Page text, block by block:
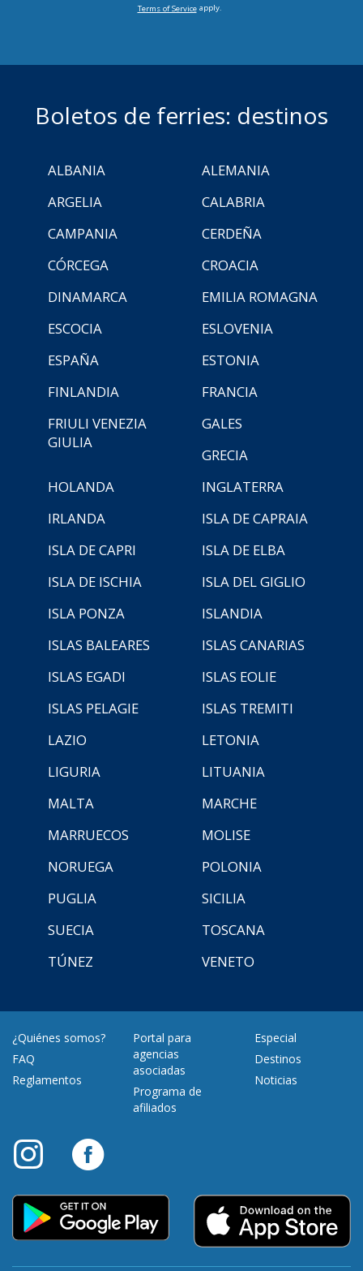
Terms of Serviceapply.
Boletos de ferries: destinos
ALBANIA
ALEMANIA
ARGELIA
CALABRIA
CAMPANIA
CERDEÑA
CÓRCEGA
CROACIA
DINAMARCA
EMILIA ROMAGNA
ESCOCIA
ESLOVENIA
ESPAÑA
ESTONIA
FINLANDIA
FRANCIA
FRIULI VENEZIA
GIULIA
GALES
GRECIA
HOLANDA
INGLATERRA
IRLANDA
ISLA DE CAPRAIA
ISLA DE CAPRI
ISLA DE ELBA
ISLA DE ISCHIA
ISLA DEL GIGLIO
ISLA PONZA
ISLANDIA
ISLAS BALEARES
ISLAS CANARIAS
ISLAS EGADI
ISLAS EOLIE
ISLAS PELAGIE
ISLAS TREMITI
LAZIO
LETONIA
LIGURIA
LITUANIA
MALTA
MARCHE
MARRUECOS
MOLISE
NORUEGA
POLONIA
PUGLIA
SICILIA
SUECIA
TOSCANA
TÚNEZ
VENETO
¿Quiénes somos?
FAQ
Reglamentos
Portal para
agencias
asociadas
Programa de
afiliados
Especial
Destinos
Noticias